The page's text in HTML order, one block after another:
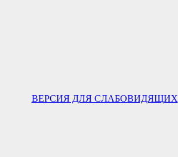
ВЕРСИЯ ДЛЯ СЛАБОВИДЯЩИХ